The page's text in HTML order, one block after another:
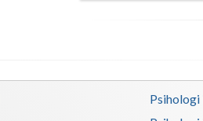
Psihologi